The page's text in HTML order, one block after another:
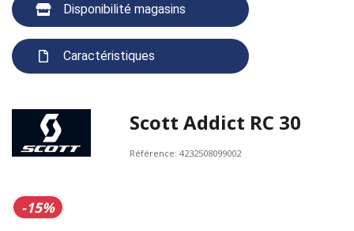
Disponibilité magasins
Caractéristiques
Scott Addict RC 30
Référence:4232508099002
-15%